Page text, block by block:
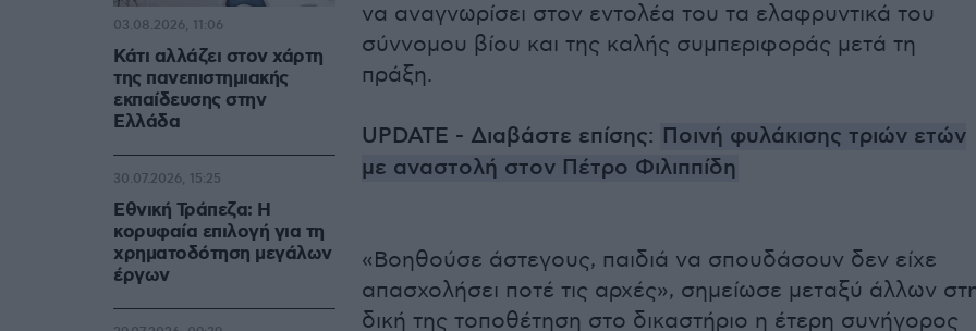
να αναγνωρίσει στον εντολέα του τα ελαφρυντικά του
σύννομου βίου και της καλής συμπεριφοράς μετά τη
πράξη.
UPDATE - Διαβάστε επίσης: Ποινή φυλάκισης τριών ετών
με αναστολή στον Πέτρο Φιλιππίδη
«Βοηθούσε άστεγους, παιδιά να σπουδάσουν δεν είχε
απασχολήσει ποτέ τις αρχές», σημείωσε μεταξύ άλλων
δική της τοποθέτηση στο δικαστήριο η έτερη συνήγορος
Κάτι αλλάζει στον χάρτη
της πανεπιστημιακής
εκπαίδευσης στην
Ελλάδα
03.08.2026, 11:06
Εθνική Τράπεζα: Η
κορυφαία επιλογή για τη
χρηματοδότηση μεγάλων
έργων
30.07.2026, 15:25